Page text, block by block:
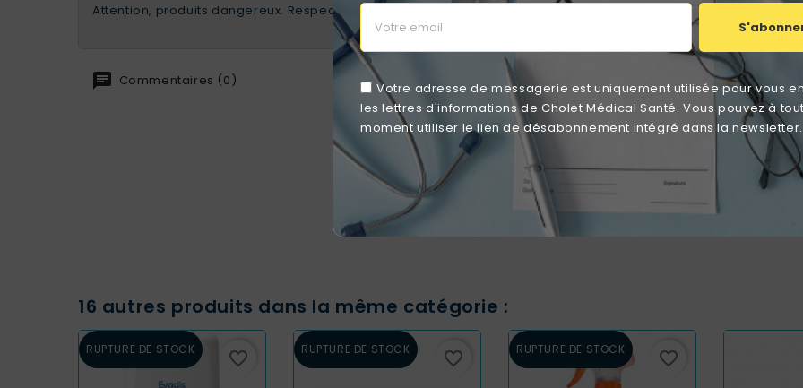
Votre adresse de messagerie est uniquement utilisée pour vous
les lettres d'informations de Cholet Médical Santé. Vous pouvez à tout
moment utiliser le lien de désabonnement intégré dans la newsletter.
Attention, produits dangereux. Respecter les précautions d'emploi
Commentaires (0)
Aucun avis n'a été publié pour le moment.
16 autres produits dans la même catégorie :
RUPTURE DE STOCK favorite_border RUPTURE DE STOCK favorite_border RUPTURE DE STOCK favorite_border